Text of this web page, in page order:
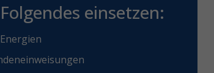
einsetzen: